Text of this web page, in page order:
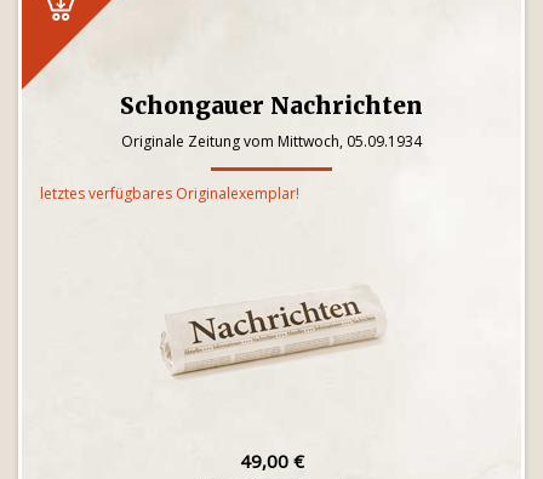
Schongauer Nachrichten
Originale Zeitung vom Mittwoch, 05.09.1934
letztes verfügbares Originalexemplar!
49,00 €